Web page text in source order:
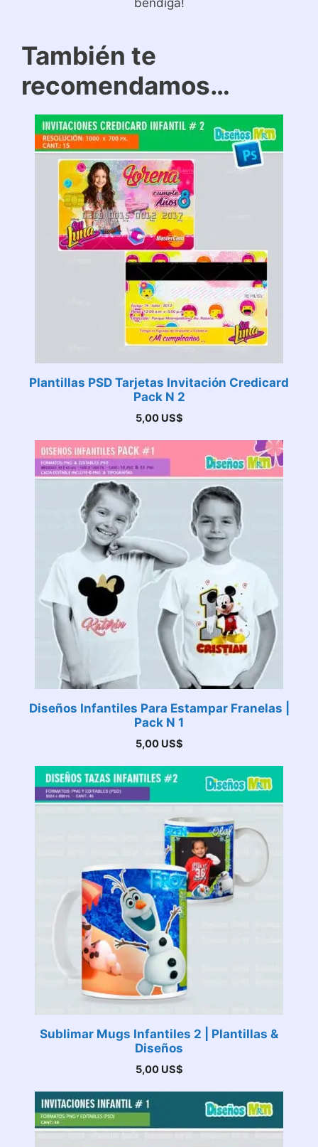
También te
recomendamos…
Plantillas PSD Tarjetas Invitación Credicard
Pack N 2
5,00 US$
Diseños Infantiles Para Estampar Franelas |
Pack N 1
5,00 US$
Sublimar Mugs Infantiles 2 | Plantillas &
Diseños
5,00 US$